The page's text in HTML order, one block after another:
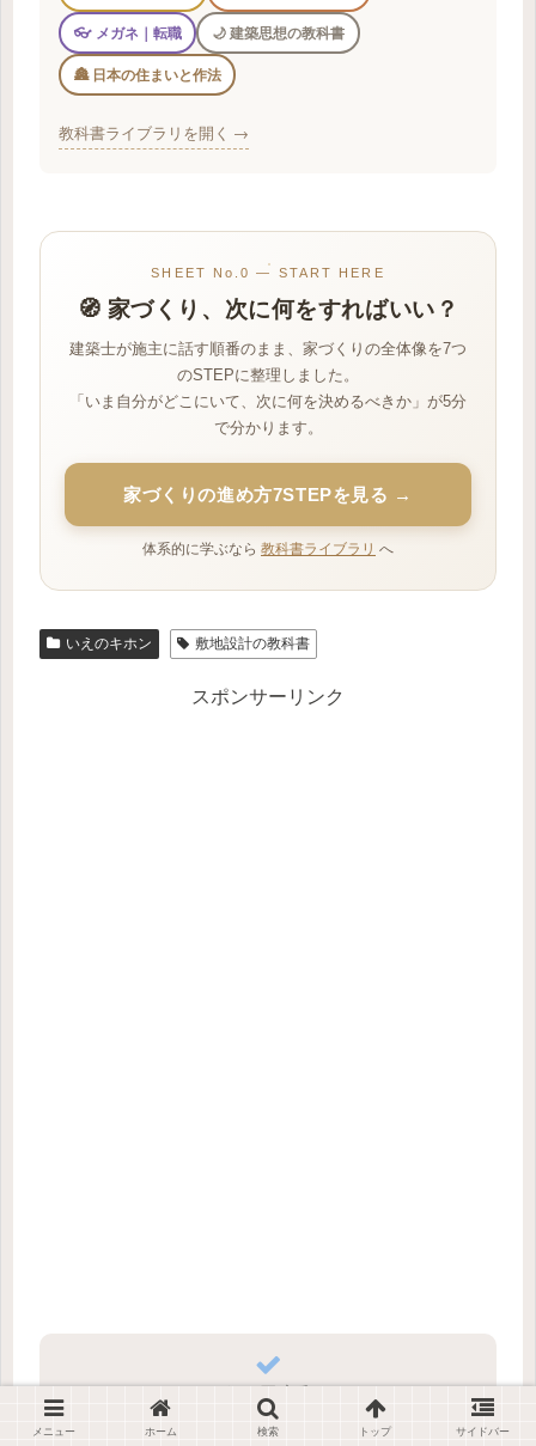
👓 メガネ｜転職 🌙 建築思想の教科書
🏯 日本の住まいと作法
教科書ライブラリを開く →
SHEET No.0 — START HERE
🧭 家づくり、次に何をすればいい？
建築士が施主に話す順番のまま、家づくりの全体像を7つ
のSTEPに整理しました。
「いま自分がどこにいて、次に何を決めるべきか」が5分
で分かります。
家づくりの進め方7STEPを見る →
体系的に学ぶなら 教科書ライブラリ へ
いえのキホン 敷地設計の教科書
スポンサーリンク
シェアする
メニュー ホーム 検索 トップ サイドバー